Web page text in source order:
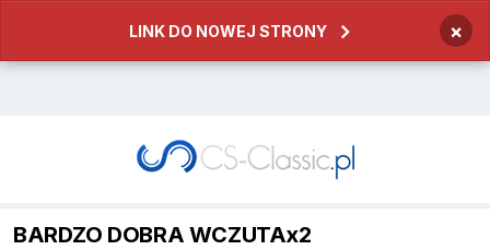
LINK DO NOWEJ STRONY ×
BARDZO DOBRA WCZUTAx2